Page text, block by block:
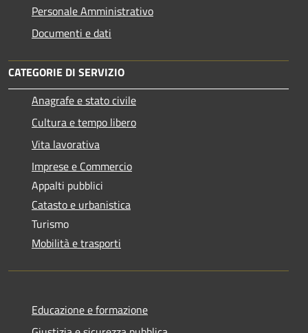
Personale Amministrativo
Documenti e dati
CATEGORIE DI SERVIZIO
Anagrafe e stato civile
Cultura e tempo libero
Vita lavorativa
Imprese e Commercio
Appalti pubblici
Catasto e urbanistica
Turismo
Mobilità e trasporti
Educazione e formazione